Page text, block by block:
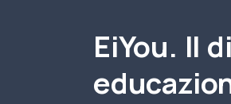
EiYou. Il